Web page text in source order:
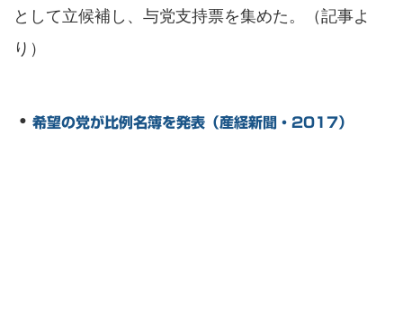
として立候補し、与党支持票を集めた。（記事よ
り）
・ 希望の党が比例名簿を発表（産経新聞・2017）